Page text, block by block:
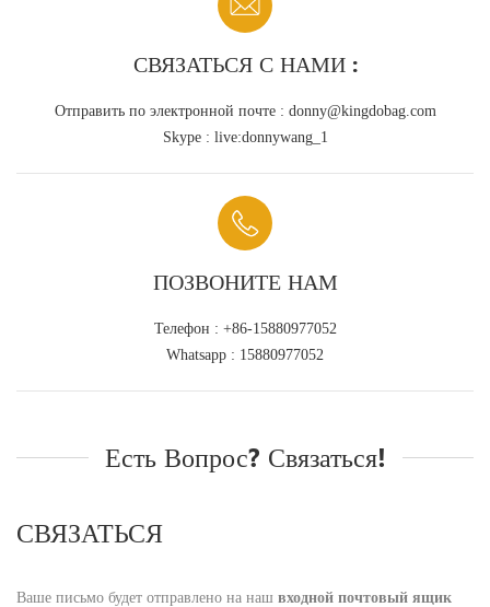
СВЯЗАТЬСЯ С НАМИ :
Отправить по электронной почте : donny@kingdobag.com
Skype : live:donnywang_1
ПОЗВОНИТЕ НАМ
Телефон : +86-15880977052
Whatsapp : 15880977052
Есть Вопрос? Связаться!
СВЯЗАТЬСЯ
Ваше письмо будет отправлено на наш входной почтовый ящик